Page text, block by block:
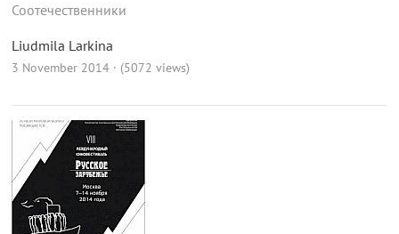
Соотечественники
Liudmila Larkina
3 November 2014 · (5072 views)